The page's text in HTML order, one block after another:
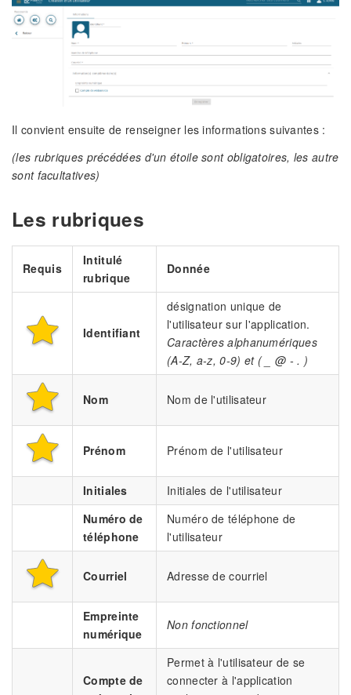
Il convient ensuite de renseigner les informations suivantes :
(les rubriques précédées d'un étoile sont obligatoires, les autre
sont facultatives)
Les rubriques
Requis
Intitulé
rubrique
Donnée
Identifiant
désignation unique de
l'utilisateur sur l'application.
Caractères alphanumériques
(A-Z, a-z, 0-9) et ( _ @ - . )
Nom Nom de l'utilisateur
Prénom Prénom de l'utilisateur
Initiales
Initiales de l'utilisateur
Numéro de
téléphone
Numéro de téléphone de
l'utilisateur
Courriel Adresse de courriel
Empreinte
numérique
Non fonctionnel
Compte de
Permet à l'utilisateur de se
connecter à l'application